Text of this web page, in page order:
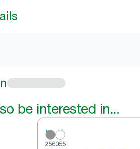
be interested in...
256055